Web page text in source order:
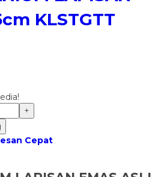
KLSTGTT
+
Cepat